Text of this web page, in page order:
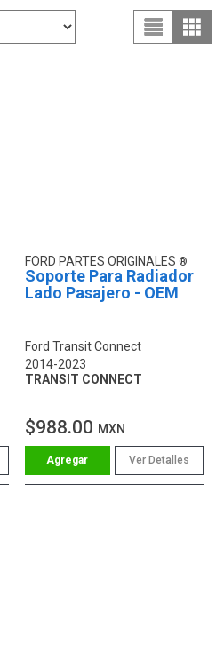
FORD PARTES ORIGINALES
Soporte Para Radiador
Lado Pasajero - OEM
Ford Transit Connect
2014-2023
TRANSIT CONNECT
$988.00 MXN
Ver Detalles